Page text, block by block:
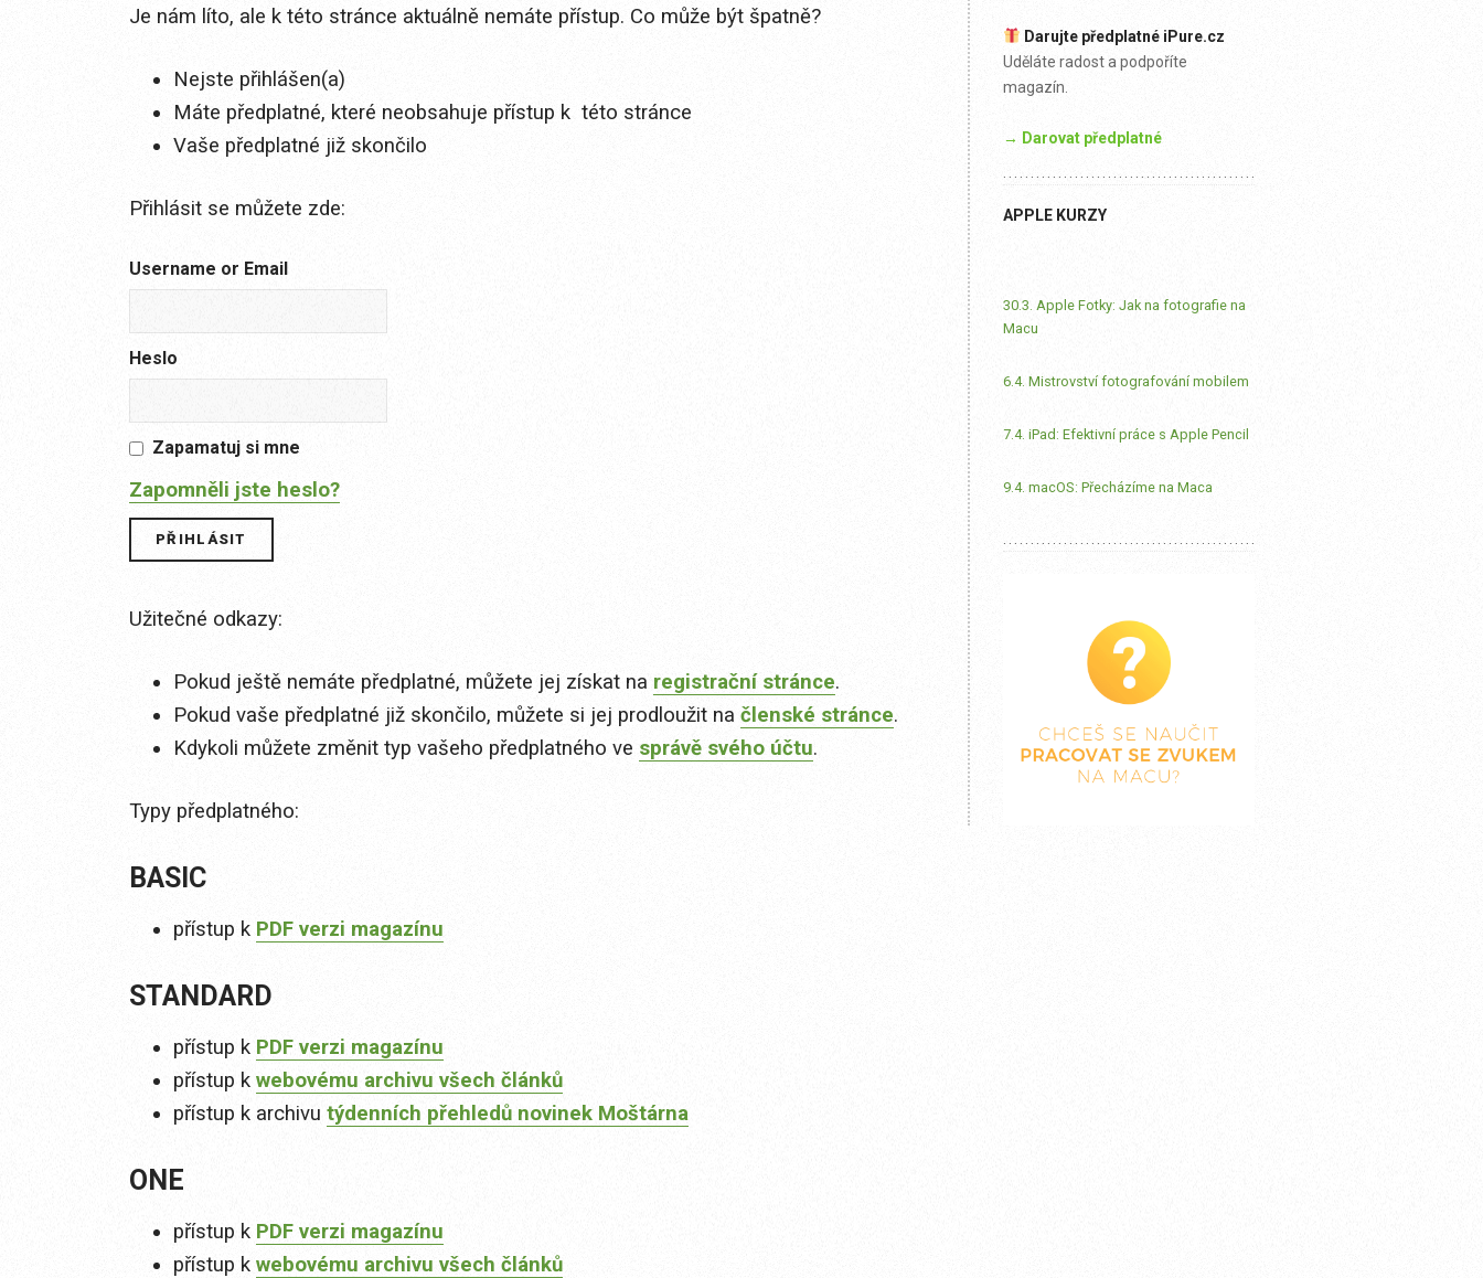
Je nám líto, ale k této stránce aktuálně nemáte přístup. Co může být špatně?
Nejste přihlášen(a)
Máte předplatné, které neobsahuje přístup k této stránce
Vaše předplatné již skončilo
Přihlásit se můžete zde:
Username or Email
Heslo
Zapamatuj si mne
Zapomněli jste heslo?
Užitečné odkazy:
Pokud ještě nemáte předplatné, můžete jej získat na registrační stránce.
Pokud vaše předplatné již skončilo, můžete si jej prodloužit na členské stránce.
Kdykoli můžete změnit typ vašeho předplatného ve správě svého účtu.
Typy předplatného:
BASIC
přístup k PDF verzi magazínu
STANDARD
přístup k PDF verzi magazínu
přístup k webovému archivu všech článků
přístup k archivu týdenních přehledů novinek Moštárna
ONE
přístup k PDF verzi magazínu
přístup k webovému archivu všech článků
Darujte předplatné iPure.cz
Uděláte radost a podpoříte
magazín.
→ Darovat předplatné
APPLE KURZY
30.3. Apple Fotky: Jak na fotografie na
Macu
6.4. Mistrovství fotografování mobilem
7.4. iPad: Efektivní práce s Apple Pencil
9.4. macOS: Přecházíme na Maca